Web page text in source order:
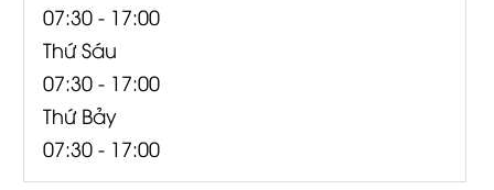
07:30 - 17:00
Thứ Sáu
07:30 - 17:00
Thứ Bảy
07:30 - 17:00